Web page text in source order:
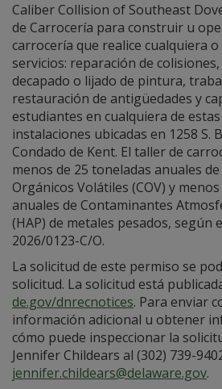
Caliber Collision of Southeast
de Carrocería para construir u
carrocería que realice cualquiera
servicios: reparación de
decapado o lijado de pintura,
restauración de antigüedades y
estudiantes en cualquiera de
instalaciones ubicadas en 1258 S.
Condado de Kent. El taller de
menos de 25 toneladas anuales
Orgánicos Volátiles (COV) y
anuales de Contaminantes
(HAP) de metales pesados, según
2026/0123-C/O.
La solicitud de este permiso se
solicitud. La solicitud está
de.gov/dnrecnotices. Para enviar
información adicional u obtener
cómo puede inspeccionar la
Jennifer Childears al (302) 739-
jennifer.childears@delaware.gov.